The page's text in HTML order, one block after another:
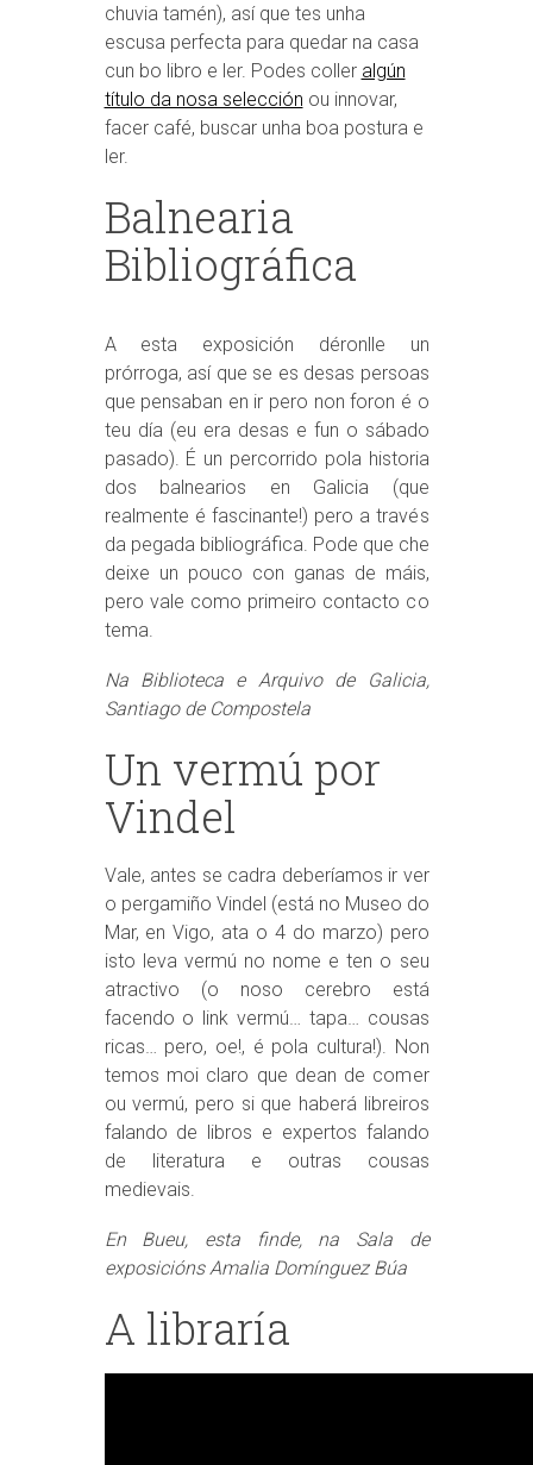
chuvia tamén), así que tes unha
escusa perfecta para quedar na casa
cun bo libro e ler. Podes coller algún
título da nosa selección ou innovar,
facer café, buscar unha boa postura e
ler.
Balnearia
Bibliográfica
A esta exposición déronlle un
prórroga, así que se es desas persoas
que pensaban en ir pero non foron é o
teu día (eu era desas e fun o sábado
pasado). É un percorrido pola historia
dos balnearios en Galicia (que
realmente é fascinante!) pero a través
da pegada bibliográfica. Pode que che
deixe un pouco con ganas de máis,
pero vale como primeiro contacto co
tema.
Na Biblioteca e Arquivo de Galicia,
Santiago de Compostela
Un vermú por
Vindel
Vale, antes se cadra deberíamos ir ver
o pergamiño Vindel (está no Museo do
Mar, en Vigo, ata o 4 do marzo) pero
isto leva vermú no nome e ten o seu
atractivo (o noso cerebro está
facendo o link vermú… tapa… cousas
ricas… pero, oe!, é pola cultura!). Non
temos moi claro que dean de comer
ou vermú, pero si que haberá libreiros
falando de libros e expertos falando
de literatura e outras cousas
medievais.
En Bueu, esta finde, na Sala de
exposicións Amalia Domínguez Búa
A libraría